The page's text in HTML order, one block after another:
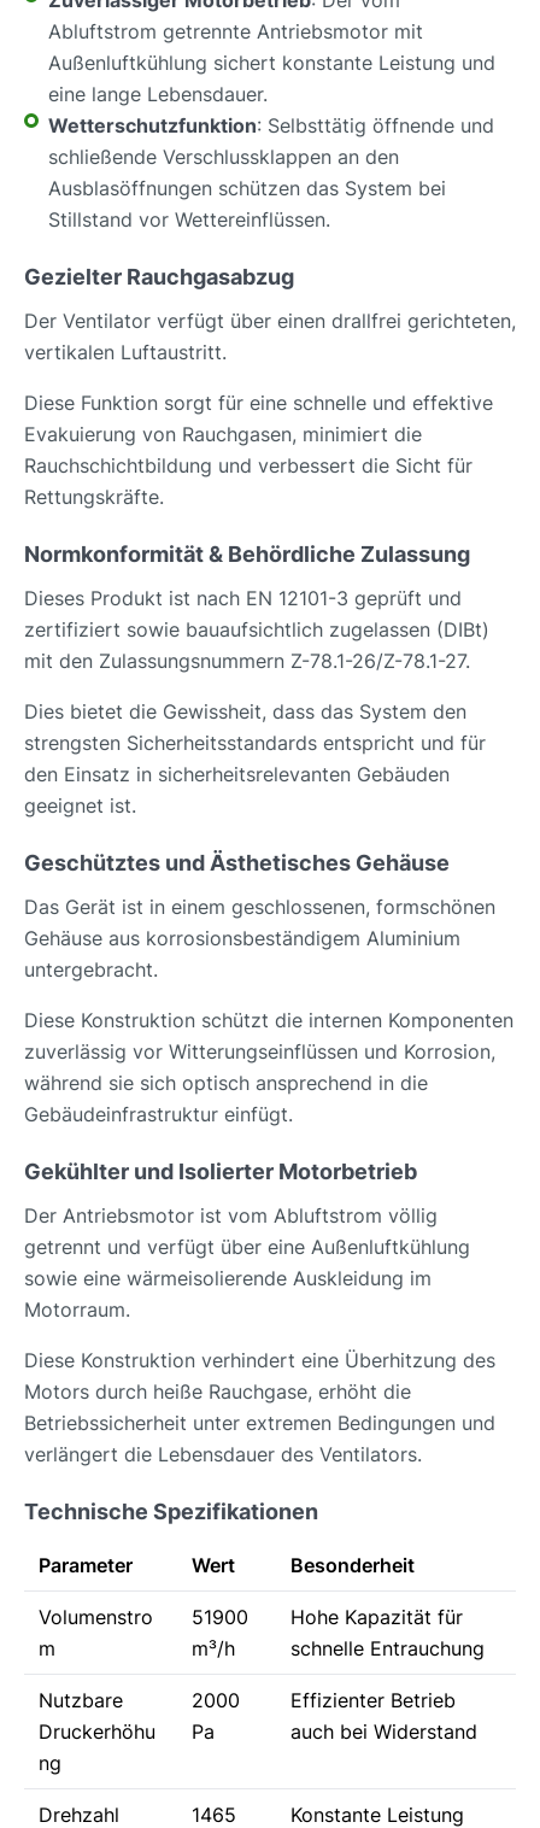
Abluftstrom getrennte Antriebsmotor mit
Außenluftkühlung sichert konstante Leistung und
eine lange Lebensdauer.
Wetterschutzfunktion: Selbsttätig öffnende und
schließende Verschlussklappen an den
Ausblasöffnungen schützen das System bei
Stillstand vor Wettereinflüssen.
Gezielter Rauchgasabzug
Der Ventilator verfügt über einen drallfrei gerichteten,
vertikalen Luftaustritt.
Diese Funktion sorgt für eine schnelle und effektive
Evakuierung von Rauchgasen, minimiert die
Rauchschichtbildung und verbessert die Sicht für
Rettungskräfte.
Normkonformität & Behördliche Zulassung
Dieses Produkt ist nach EN 12101-3 geprüft und
zertifiziert sowie bauaufsichtlich zugelassen (DIBt)
mit den Zulassungsnummern Z-78.1-26/Z-78.1-27.
Dies bietet die Gewissheit, dass das System den
strengsten Sicherheitsstandards entspricht und für
den Einsatz in sicherheitsrelevanten Gebäuden
geeignet ist.
Geschütztes und Ästhetisches Gehäuse
Das Gerät ist in einem geschlossenen, formschönen
Gehäuse aus korrosionsbeständigem Aluminium
untergebracht.
Diese Konstruktion schützt die internen Komponenten
zuverlässig vor Witterungseinflüssen und Korrosion,
während sie sich optisch ansprechend in die
Gebäudeinfrastruktur einfügt.
Gekühlter und Isolierter Motorbetrieb
Der Antriebsmotor ist vom Abluftstrom völlig
getrennt und verfügt über eine Außenluftkühlung
sowie eine wärmeisolierende Auskleidung im
Motorraum.
Diese Konstruktion verhindert eine Überhitzung des
Motors durch heiße Rauchgase, erhöht die
Betriebssicherheit unter extremen Bedingungen und
verlängert die Lebensdauer des Ventilators.
Technische Spezifikationen
Parameter Wert Besonderheit
Volumenstro
m
51900
m³/h
Hohe Kapazität für
schnelle Entrauchung
Nutzbare
Druckerhöhu
ng
2000
Pa
Effizienter Betrieb
auch bei Widerstand
Drehzahl
1465
Konstante Leistung